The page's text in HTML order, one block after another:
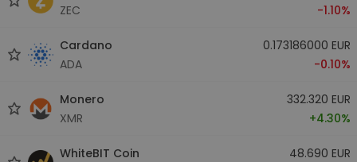
ZEC
-1.10%
Cardano
ADA
0.173186000 EUR
-0.10%
Monero
XMR
332.320 EUR
+4.30%
WhiteBIT Coin
48.690 EUR